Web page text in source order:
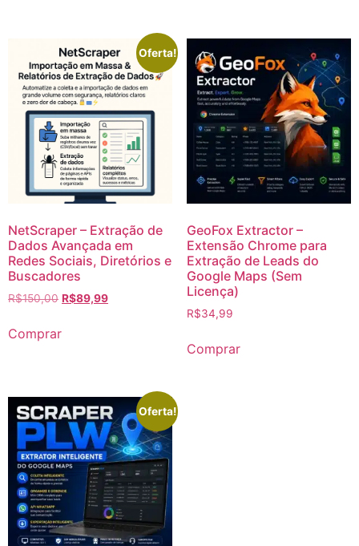
Oferta!
NetScraper – Extração de
Dados Avançada em
Redes Sociais, Diretórios e
Buscadores
R$150,00 R$89,99
Comprar
GeoFox Extractor –
Extensão Chrome para
Extração de Leads do
Google Maps (Sem
Licença)
R$34,99
Comprar
Oferta!